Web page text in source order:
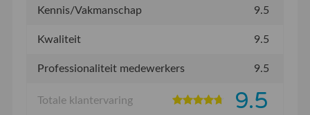
Kennis/Vakmanschap 9.5
Kwaliteit 9.5
Professionaliteit medewerkers 9.5
Totale klantervaring 9.5